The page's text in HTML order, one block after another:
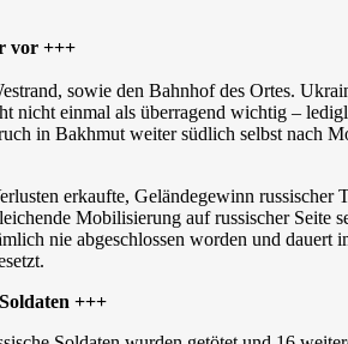
vor +++
sowie den Bahnhof des Ortes.
einmal als überragend wichtig –
in Bakhmut weiter südlich selbst nach
erkaufte, Geländegewinn russischer
Mobilisierung auf russischer Seite
nie abgeschlossen worden und dauert
+++